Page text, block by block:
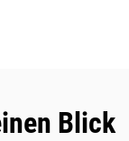
Blick